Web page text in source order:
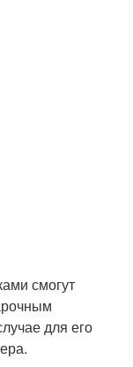
смогут
для его